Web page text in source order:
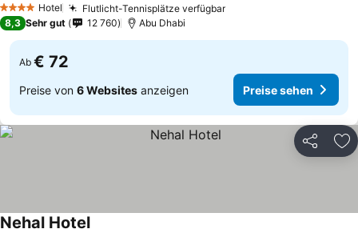
4 Sterne Hotel Flutlicht-Tennisplätze verfügbar
8,3 Sehr gut 12 760 Abu Dhabi
Ab € 72
Preise von 6 Websites anzeigen Preise sehen
Teilen
Nehal Hotel